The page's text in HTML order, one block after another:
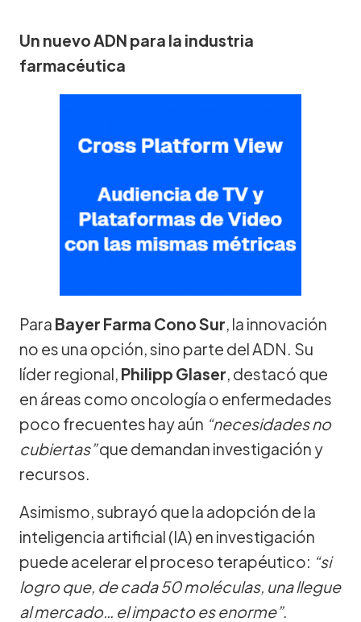
Un nuevo ADN para la industria
farmacéutica
Para Bayer Farma Cono Sur, la innovación
no es una opción, sino parte del ADN. Su
líder regional, Philipp Glaser, destacó que
en áreas como oncología o enfermedades
poco frecuentes hay aún “necesidades no
cubiertas”que demandan investigación y
recursos.
Asimismo, subrayó que la adopción de la
inteligencia artificial (IA) en investigación
puede acelerar el proceso terapéutico: “si
logro que, de cada 50 moléculas, una llegue
al mercado… el impacto es enorme”.